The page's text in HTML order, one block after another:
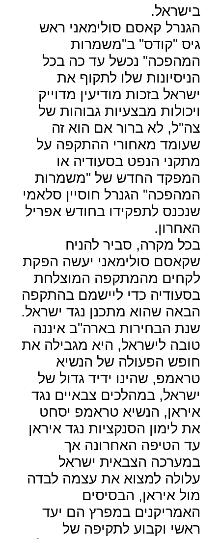
בישראל.
הגנרל קאסם סולימאני ראש
גיס "קודס" ב"משמרות
המהפכה" נכשל עד כה בכל
הניסיונות שלו לתקוף את
ישראל בזכות מודיעין מדוייק
ויכולות מבצעיות גבוהות של
צה"ל, לא ברור אם הוא זה
שעומד מאחורי ההתקפה על
מתקני הנפט בסעודיה או
המפקד החדש של "משמרות
המהפכה" הגנרל חוסיין סלאמי
שנכנס לתפקידו בחודש אפריל
האחרון.
בכל מקרה, סביר להניח
שקאסם סולימאני יעשה הפקת
לקחים מהמתקפה המוצלחת
בסעודיה כדי ליישמם בהתקפה
הבאה שהוא מתכנן נגד ישראל.
שנת הבחירות בארה"ב איננה
טובה לישראל, היא מגבילה את
חופש הפעולה של הנשיא
טראמפ, שהינו ידיד גדול של
ישראל, במהלכים צבאיים נגד
איראן, הנשיא טראמפ יסחט
את לימון הסנקציות נגד איראן
עד הטיפה האחרונה אך
במערכה הצבאית ישראל
עלולה למצוא את עצמה לבדה
מול איראן, הבסיסים
האמריקנים במפרץ הם יעד
ראשי וקבוע לתקיפה של